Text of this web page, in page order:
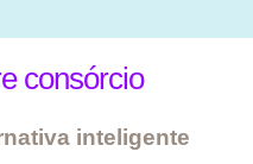
consórcio
inteligente